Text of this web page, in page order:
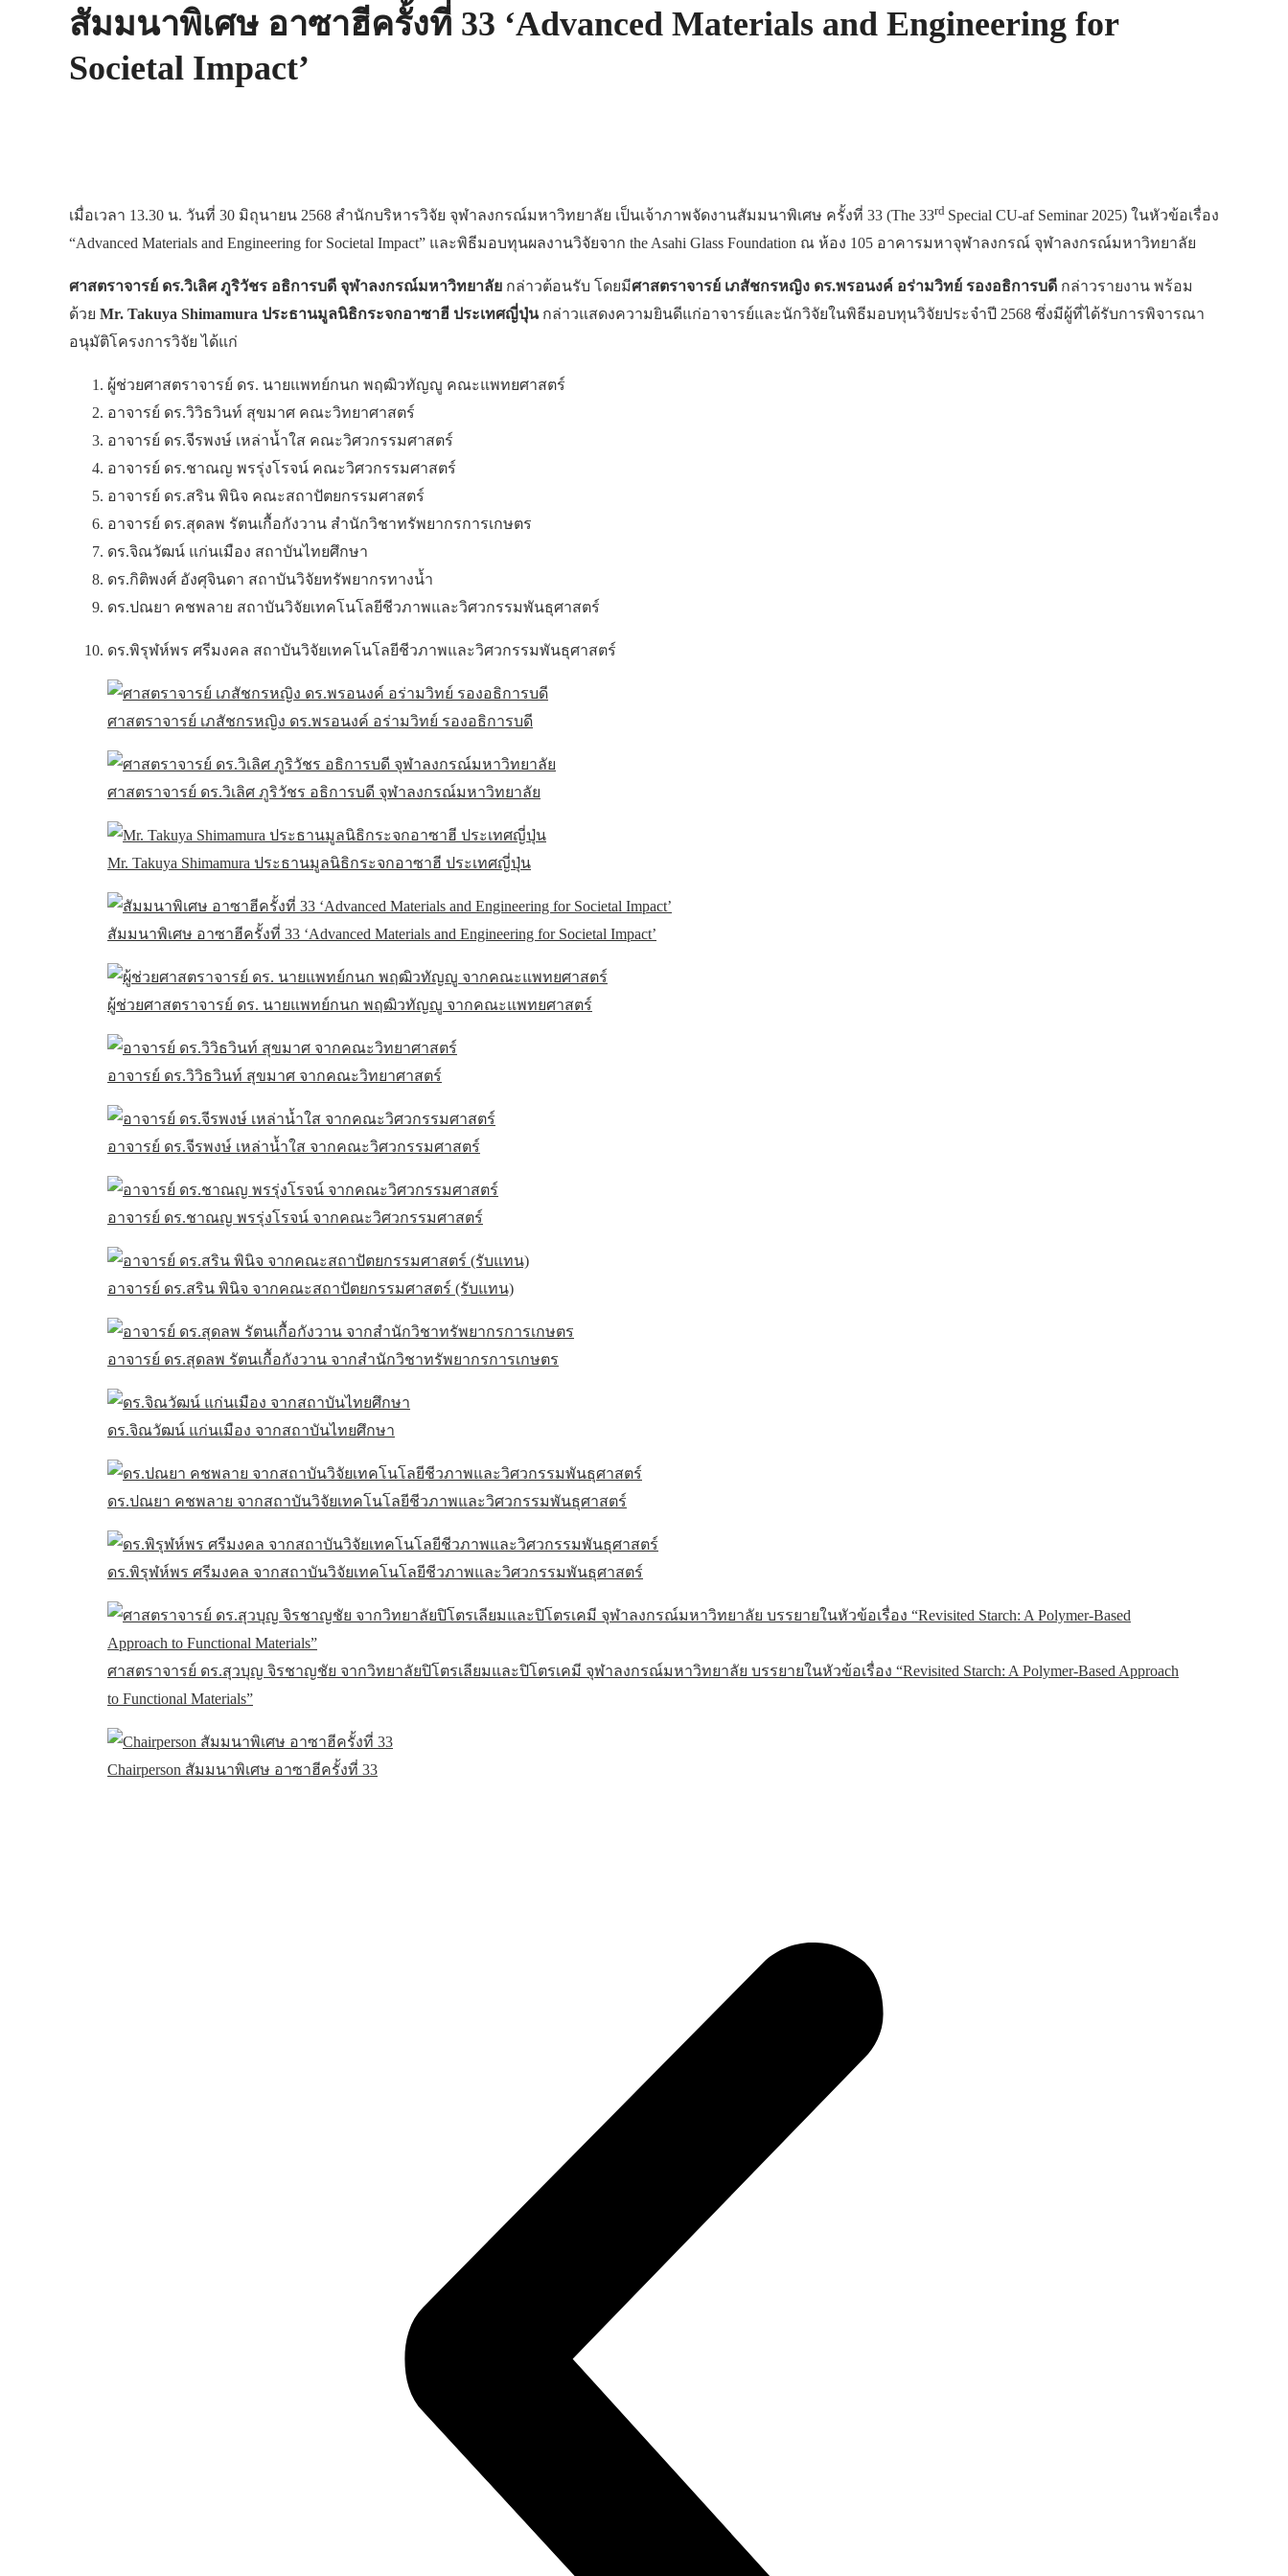
สัมมนาพิเศษ อาซาฮีครั้งที่ 33 ‘Advanced Materials and Engineering for
Societal Impact’
เมื่อเวลา 13.30 น. วันที่ 30 มิถุนายน 2568 สำนักบริหารวิจัย จุฬาลงกรณ์มหาวิทยาลัย เป็นเจ้าภาพจัดงานสัมมนาพิเศษ ครั้งที่ 33 (The 33rd Special CU-af Seminar 2025) ในหัวข้อเรื่อง
“Advanced Materials and Engineering for Societal Impact” และพิธีมอบทุนผลงานวิจัยจาก the Asahi Glass Foundation ณ ห้อง 105 อาคารมหาจุฬาลงกรณ์ จุฬาลงกรณ์มหาวิทยาลัย
ศาสตราจารย์ ดร.วิเลิศ ภูริวัชร อธิการบดี จุฬาลงกรณ์มหาวิทยาลัย กล่าวต้อนรับ โดยมีศาสตราจารย์ เภสัชกรหญิง ดร.พรอนงค์ อร่ามวิทย์ รองอธิการบดี กล่าวรายงาน พร้อม
ด้วย Mr. Takuya Shimamura ประธานมูลนิธิกระจกอาซาฮี ประเทศญี่ปุ่นกล่าวแสดงความยินดีแก่อาจารย์และนักวิจัยในพิธีมอบทุนวิจัยประจำปี 2568 ซึ่งมีผู้ที่ได้รับการพิจารณา
อนุมัติโครงการวิจัย ได้แก่
ผู้ช่วยศาสตราจารย์ ดร. นายแพทย์กนก พฤฒิวทัญญู คณะแพทยศาสตร์
อาจารย์ ดร.วิวิธวินท์ สุขมาศ คณะวิทยาศาสตร์
อาจารย์ ดร.จีรพงษ์ เหล่าน้ำใส คณะวิศวกรรมศาสตร์
อาจารย์ ดร.ชาณญ พรรุ่งโรจน์ คณะวิศวกรรมศาสตร์
อาจารย์ ดร.สริน พินิจ คณะสถาปัตยกรรมศาสตร์
อาจารย์ ดร.สุดลพ รัตนเกื้อกังวาน สำนักวิชาทรัพยากรการเกษตร
ดร.จิณวัฒน์ แก่นเมือง สถาบันไทยศึกษา
ดร.กิติพงศ์ อังศุจินดา สถาบันวิจัยทรัพยากรทางน้ำ
ดร.ปณยา คชพลาย สถาบันวิจัยเทคโนโลยีชีวภาพและวิศวกรรมพันธุศาสตร์
ดร.พิรุฬห์พร ศรีมงคล สถาบันวิจัยเทคโนโลยีชีวภาพและวิศวกรรมพันธุศาสตร์
ศาสตราจารย์ เภสัชกรหญิง ดร.พรอนงค์ อร่ามวิทย์ รองอธิการบดี
ศาสตราจารย์ ดร.วิเลิศ ภูริวัชร อธิการบดี จุฬาลงกรณ์มหาวิทยาลัย
Mr. Takuya Shimamura ประธานมูลนิธิกระจกอาซาฮี ประเทศญี่ปุ่น
สัมมนาพิเศษ อาซาฮีครั้งที่ 33 ‘Advanced Materials and Engineering for Societal Impact’
ผู้ช่วยศาสตราจารย์ ดร. นายแพทย์กนก พฤฒิวทัญญู จากคณะแพทยศาสตร์
อาจารย์ ดร.วิวิธวินท์ สุขมาศ จากคณะวิทยาศาสตร์
อาจารย์ ดร.จีรพงษ์ เหล่าน้ำใส จากคณะวิศวกรรมศาสตร์
อาจารย์ ดร.ชาณญ พรรุ่งโรจน์ จากคณะวิศวกรรมศาสตร์
อาจารย์ ดร.สริน พินิจ จากคณะสถาปัตยกรรมศาสตร์ (รับแทน)
อาจารย์ ดร.สุดลพ รัตนเกื้อกังวาน จากสำนักวิชาทรัพยากรการเกษตร
ดร.จิณวัฒน์ แก่นเมือง จากสถาบันไทยศึกษา
ดร.ปณยา คชพลาย จากสถาบันวิจัยเทคโนโลยีชีวภาพและวิศวกรรมพันธุศาสตร์
ดร.พิรุฬห์พร ศรีมงคล จากสถาบันวิจัยเทคโนโลยีชีวภาพและวิศวกรรมพันธุศาสตร์
ศาสตราจารย์ ดร.สุวบุญ จิรชาญชัย จากวิทยาลัยปิโตรเลียมและปิโตรเคมี จุฬาลงกรณ์มหาวิทยาลัย บรรยายในหัวข้อเรื่อง “Revisited Starch: A Polymer-Based Approach
to Functional Materials”
Chairperson สัมมนาพิเศษ อาซาฮีครั้งที่ 33